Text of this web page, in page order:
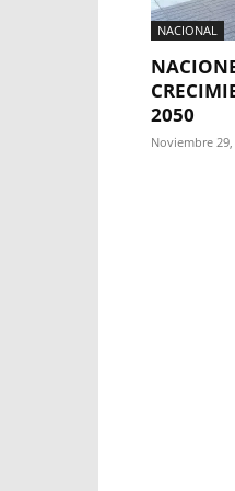
NACIONAL
2050
Noviembre 29,